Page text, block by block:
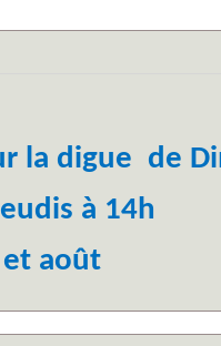
la digue de
à 14h
août